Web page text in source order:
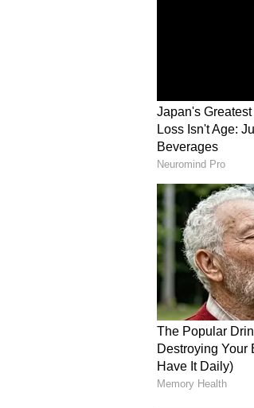
ಟೀಂ ಇಂಡಿಯಾ
ಮಳೆಗೆ ರದ್ದಾದರೆ
ಗುರುವಾರದ ಲಂಕಾ-
ವೇಳೆ ಮಳೆಯಿಂದ
ವಿರುದ್ಧ ಸೆಣಸಾಡಲಿದೆ.
ಪಾಕಿಸ್ತಾನ(-